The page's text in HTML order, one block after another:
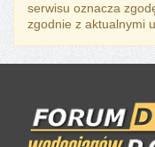
serwisu oznacza
zgodnie z aktualnymi